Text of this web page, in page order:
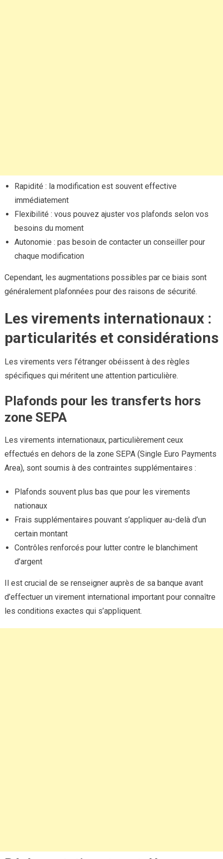
Rapidité : la modification est souvent effective
immédiatement
Flexibilité : vous pouvez ajuster vos plafonds selon vos
besoins du moment
Autonomie : pas besoin de contacter un conseiller pour
chaque modification
Cependant, les augmentations possibles par ce biais sont
généralement plafonnées pour des raisons de sécurité.
Les virements internationaux :
particularités et considérations
Les virements vers l’étranger obéissent à des règles
spécifiques qui méritent une attention particulière.
Plafonds pour les transferts hors
zone SEPA
Les virements internationaux, particulièrement ceux
effectués en dehors de la zone SEPA (Single Euro Payments
Area), sont soumis à des contraintes supplémentaires :
Plafonds souvent plus bas que pour les virements
nationaux
Frais supplémentaires pouvant s’appliquer au-delà d’un
certain montant
Contrôles renforcés pour lutter contre le blanchiment
d’argent
Il est crucial de se renseigner auprès de sa banque avant
d’effectuer un virement international important pour connaître
les conditions exactes qui s’appliquent.